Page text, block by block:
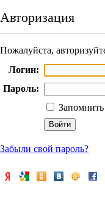
Авторизация
Пожалуйста,
Логин:
Пароль:
Забыли свой пароль?